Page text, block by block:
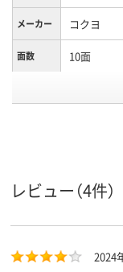
メーカー コクヨ
面数 10面
インクジ
ンタ、レー
ンタ、熱転
タ、インク
プリンタ、
ジェットプ
レビュー（4件）
2024